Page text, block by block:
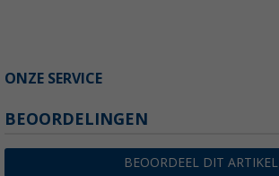
ONZE SERVICE
BEOORDELINGEN
BEOORDEEL DIT ARTIKEL